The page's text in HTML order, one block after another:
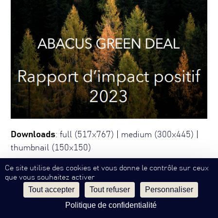
Downloads:full (517x767) medium (300x445)
thumbnail (150x150)
© Philippe Hottinguer Group
Mentions Légales Confidentialité Contact SW EN
Ce site utilise des cookies et vous donne le contrôle sur ceux
que vous souhaitez activer
Tout accepter Tout refuser
Personnaliser
Politique de confidentialité